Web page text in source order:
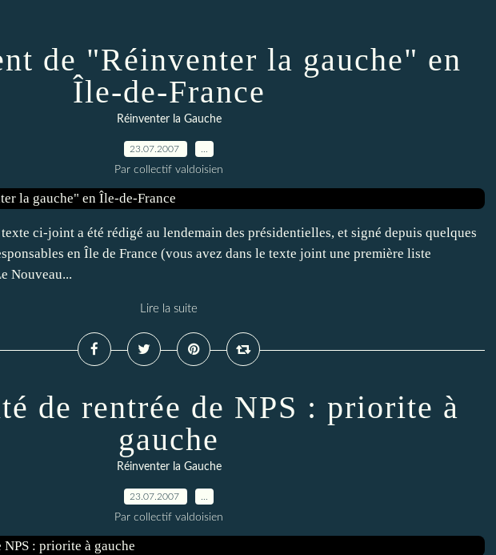
de "Réinventer la gauche" en
Île-de-France
Réinventer la Gauche
23.07.2007
Par collectif valdoisien
ci-joint a été rédigé au lendemain des présidentielles, et signé depuis quelques
en Île de France (vous avez dans le texte joint une première liste
Nouveau...
Lire la suite
de rentrée de NPS : priorite à
gauche
Réinventer la Gauche
23.07.2007
Par collectif valdoisien